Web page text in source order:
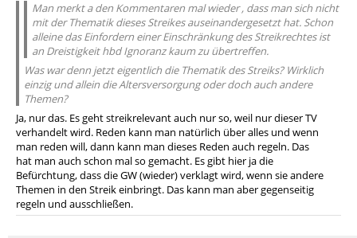
Man merkt a den Kommentaren mal wieder , dass man sich nicht
mit der Thematik dieses Streikes auseinandergesetzt hat. Schon
alleine das Einfordern einer Einschränkung des Streikrechtes ist
an Dreistigkeit hbd Ignoranz kaum zu übertreffen.
Was war denn jetzt eigentlich die Thematik des Streiks? Wirklich
einzig und allein die Altersversorgung oder doch auch andere
Themen?
Ja, nur das. Es geht streikrelevant auch nur so, weil nur dieser TV
verhandelt wird. Reden kann man natürlich über alles und wenn
man reden will, dann kann man dieses Reden auch regeln. Das
hat man auch schon mal so gemacht. Es gibt hier ja die
Befürchtung, dass die GW (wieder) verklagt wird, wenn sie andere
Themen in den Streik einbringt. Das kann man aber gegenseitig
regeln und ausschließen.